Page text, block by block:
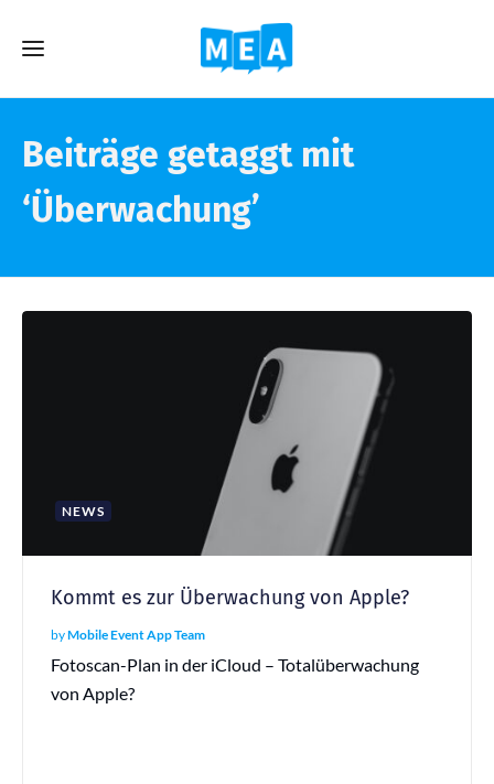
Beiträge getaggt mit
‘Überwachung’
NEWS
Kommt es zur Überwachung von Apple?
byMobile Event App Team
Fotoscan-Plan in der iCloud – Totalüberwachung
von Apple?